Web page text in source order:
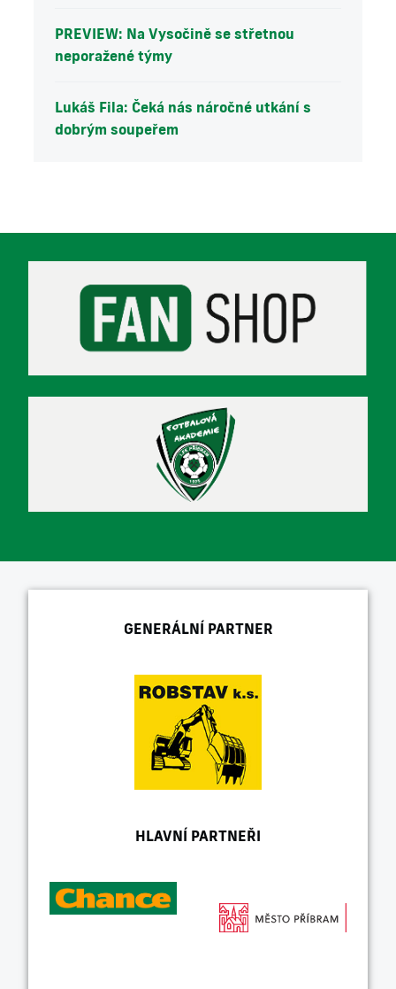
PREVIEW: Na Vysočině se střetnou
neporažené týmy
Lukáš Fila: Čeká nás náročné utkání s
dobrým soupeřem
GENERÁLNÍ PARTNER
HLAVNÍ PARTNEŘI